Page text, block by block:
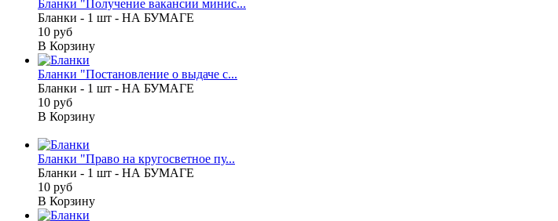
Бланки "Получение вакансии минис...
Бланки - 1 шт - НА БУМАГЕ
10 руб
В Корзину
Бланки "Постановление о выдаче с...
Бланки - 1 шт - НА БУМАГЕ
10 руб
В Корзину
Бланки "Право на кругосветное пу...
Бланки - 1 шт - НА БУМАГЕ
10 руб
В Корзину